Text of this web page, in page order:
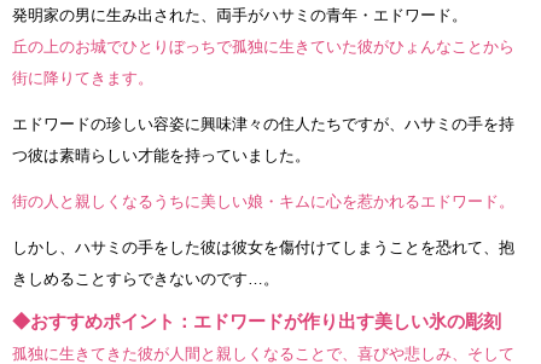
発明家の男に生み出された、両手がハサミの青年・エドワード。
丘の上のお城でひとりぼっちで孤独に生きていた彼がひょんなことから
街に降りてきます。
エドワードの珍しい容姿に興味津々の住人たちですが、ハサミの手を持
つ彼は素晴らしい才能を持っていました。
街の人と親しくなるうちに美しい娘・キムに心を惹かれるエドワード。
しかし、ハサミの手をした彼は彼女を傷付けてしまうことを恐れて、抱
きしめることすらできないのです…。
◆おすすめポイント：エドワードが作り出す美しい氷の彫刻
孤独に生きてきた彼が人間と親しくなることで、喜びや悲しみ、そして